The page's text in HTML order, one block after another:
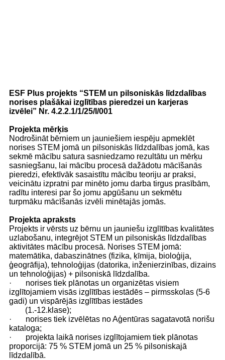
ESF Plus projekts “STEM un pilsoniskās līdzdalības
norises plašākai izglītības pieredzei un karjeras
izvēlei” Nr. 4.2.2.1/1/25/I/001
Projekta mērķis
Nodrošināt bērniem un jauniešiem iespēju apmeklēt
norises STEM jomā un pilsoniskās līdzdalības jomā, kas
sekmē mācību satura sasniedzamo rezultātu un mērķu
sasniegšanu, lai mācību procesā dažādotu mācīšanās
pieredzi, efektīvāk sasaistītu mācību teoriju ar praksi,
veicinātu izpratni par minēto jomu darba tirgus prasībām,
radītu interesi par šo jomu apgūšanu un sekmētu
turpmāku mācīšanās izvēli minētajās jomās.
Projekta apraksts
Projekts ir vērsts uz bērnu un jauniešu izglītības kvalitātes
uzlabošanu, integrējot STEM un pilsoniskās līdzdalības
aktivitātes mācību procesā. Norises STEM jomā:
matemātika, dabaszinātnes (fizika, ķīmija, bioloģija,
ģeogrāfija), tehnoloģijas (datorika, inženierzinības, dizains
un tehnoloģijas) + pilsoniskā līdzdalība.
· norises tiek plānotas un organizētas visiem
izglītojamiem visās izglītības iestādēs – pirmsskolas (5-6
gadi) un vispārējās izglītības iestādes
(1.-12.klase);
· norises tiek izvēlētas no Aģentūras sagatavotā norišu
kataloga;
· projekta laikā norises izglītojamiem tiek plānotas
proporcijā: 75 % STEM jomā un 25 % pilsoniskajā
līdzdalībā.